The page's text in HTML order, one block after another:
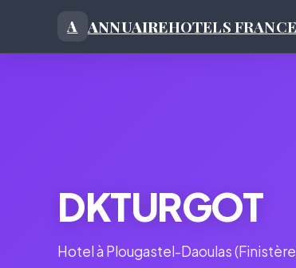
A ANNUAIREHOTELS FRANCE
DKTURGOT
Hotel à Plougastel-Daoulas